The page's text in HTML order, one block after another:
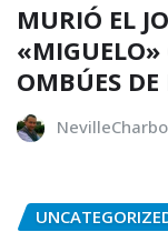
MURIÓ EL
OMBÚES DE